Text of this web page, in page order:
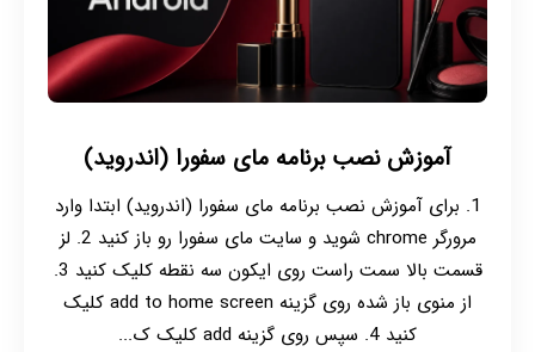
آموزش نصب برنامه مای سفورا (اندروید)
1. برای آموزش نصب برنامه مای سفورا (اندروید) ابتدا وارد
مرورگر chrome شوید و سایت مای سفورا رو باز کنید 2. لز
قسمت بالا سمت راست روی ایکون سه نقطه کلیک کنید 3.
از منوی باز شده روی گزینه add to home screen کلیک
کنید 4. سپس روی گزینه add کلیک ک...